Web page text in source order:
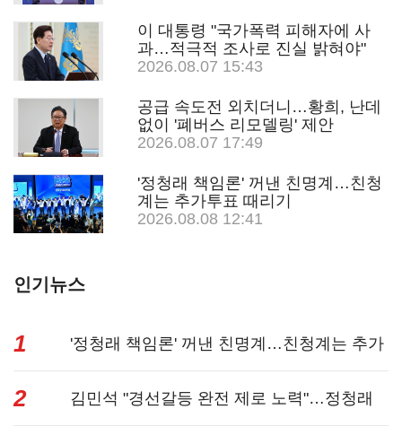
이 대통령 "국가폭력 피해자에 사
과…적극적 조사로 진실 밝혀야"
2026.08.07 15:43
공급 속도전 외치더니…황희, 난데
없이 '폐버스 리모델링' 제안
2026.08.07 17:49
'정청래 책임론' 꺼낸 친명계…친청
계는 추가투표 때리기
2026.08.08 12:41
인기뉴스
1 '정청래 책임론' 꺼낸 친명계…친청계는 추가
투표 때리기...
2 김민석 "경선갈등 완전 제로 노력"…정청래